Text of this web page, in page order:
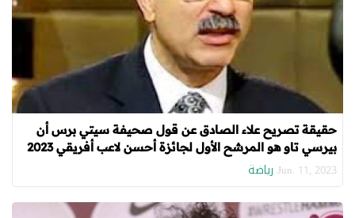
حقيقة تصريح علاء الصادق عن قول صحيفة سيتي برس أن
بيرسي تاو هو المرشح الأول لجائزة أحسن لاعب أفريقي 2023
Jun. 11, 2023 رياضة